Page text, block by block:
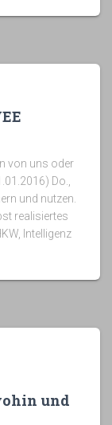
von uns oder
Do.,
und nutzen.
realisiertes
Intelligenz
und